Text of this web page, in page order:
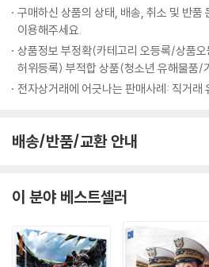
구매하신 상품의 상태, 배송, 취소 및 반품
이용해주세요.
상품정보 부정확(카테고리 오등록/상품
허위등록) 부적합 상품(청소년 유해물품/
전자상거래에 어긋나는 판매사례: 직거래
배송/반품/교환 안내
이 분야 베스트셀러